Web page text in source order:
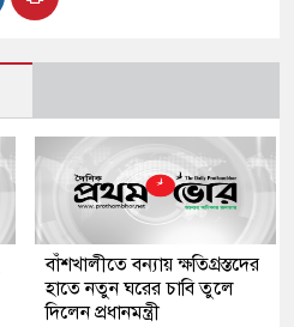
বাঁশখালীতে বন্যায় ক্ষতিগ্রস্তদের
হাতে নতুন ঘরের চাবি তুলে
দিলেন প্রধানমন্ত্রী